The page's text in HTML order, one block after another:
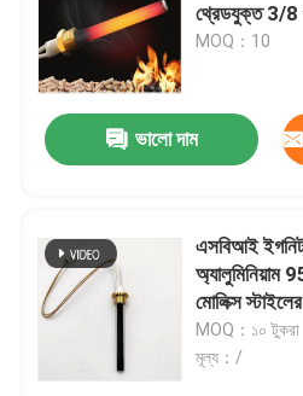
একটি বার্তা
আমরা শীঘ্রই
থ্রেডযুক্ত 3/8
MOQ：10
ভালো দাম
এসবিআই
অ্যালুমিনিয়াম
মোলিক্স
MOQ：১০ টুকরা
মূল্য：/